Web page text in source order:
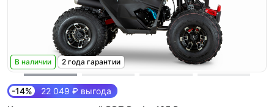
В наличии 2 года гарантии
-14% 22 049 ₽ выгода